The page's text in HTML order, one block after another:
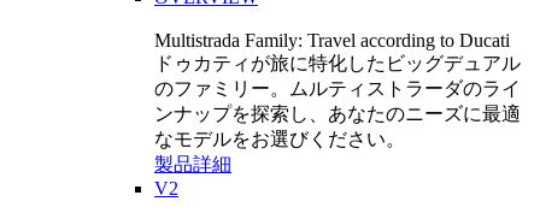
Multistrada Family: Travel according to Ducati
ドゥカティが旅に特化したビッグデュアル
のファミリー。ムルティストラーダのライ
ンナップを探索し、あなたのニーズに最適
なモデルをお選びください。
製品詳細
V2